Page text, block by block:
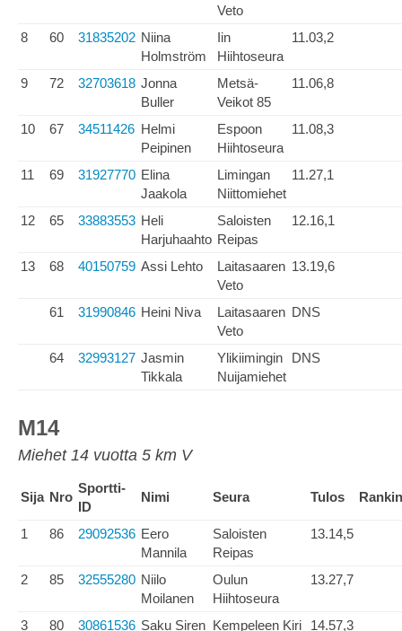
Veto
8 60 31835202 Niina
Holmström
Iin
Hiihtoseura
11.03,2
9 72 32703618 Jonna
Buller
Metsä-
Veikot 85
11.06,8
10 67 34511426 Helmi
Peipinen
Espoon
Hiihtoseura
11.08,3
11 69 31927770 Elina
Jaakola
Limingan
Niittomiehet
11.27,1
12 65 33883553 Heli
Harjuhaahto
Saloisten
Reipas
12.16,1
13 68 40150759 Assi Lehto
Laitasaaren
Veto
13.19,6
61 31990846 Heini Niva
Laitasaaren
Veto
DNS
64 32993127 Jasmin
Tikkala
Ylikiimingin
Nuijamiehet
DNS
M14
Miehet 14 vuotta 5 km V
Sija Nro
Sportti-
ID
Nimi Seura Tulos
1 86 29092536 Eero
Mannila
Saloisten
Reipas
13.14,5
2 85 32555280 Niilo
Moilanen
Oulun
Hiihtoseura
13.27,7
3 80 30861536 Saku Siren Kempeleen Kiri
14.57,3